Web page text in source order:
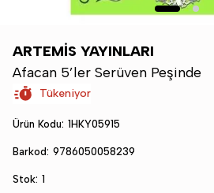
ARTEMİS YAYINLARI
Afacan 5’ler Serüven Peşinde
Tükeniyor
Ürün Kodu: 1HKY05915
Barkod: 9786050058239
Stok: 1